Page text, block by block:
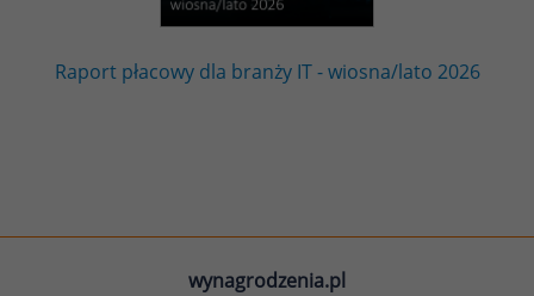
Raport płacowy dla branży IT - wiosna/lato 2026
wynagrodzenia.pl